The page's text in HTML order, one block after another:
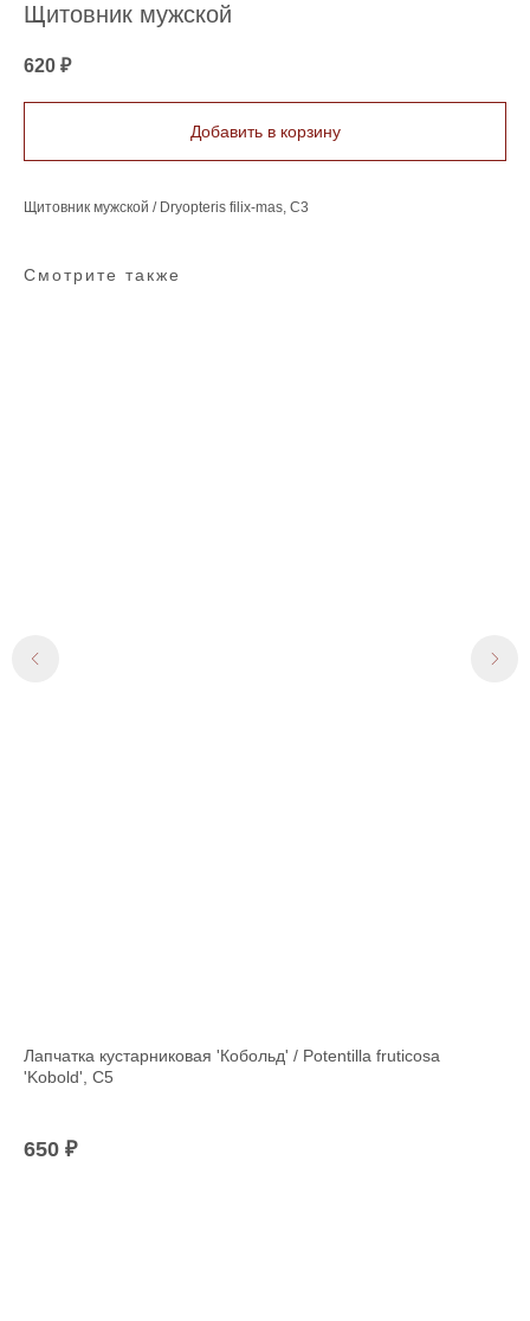
Щитовник мужской
620 ₽
Добавить в корзину
Щитовник мужской / Dryopteris filix-mas, C3
Смотрите также
Лапчатка кустарниковая 'Кобольд' / Potentilla fruticosa
'Kobold', C5
650 ₽